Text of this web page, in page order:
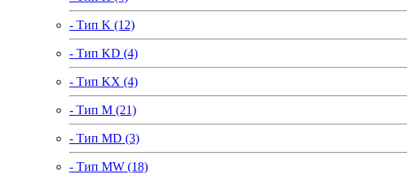
- Тип K (12)
- Тип KD (4)
- Тип KX (4)
- Тип M (21)
- Тип MD (3)
- Тип MW (18)